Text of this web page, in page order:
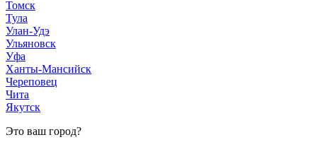
Томск
Тула
Улан-Удэ
Ульяновск
Уфа
Ханты-Мансийск
Череповец
Чита
Якутск
Это ваш город?